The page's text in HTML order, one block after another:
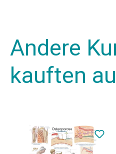
Andere
kauften